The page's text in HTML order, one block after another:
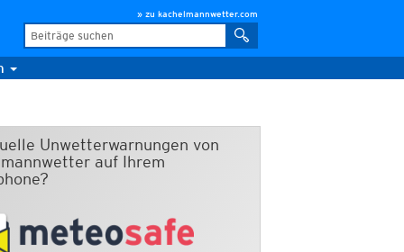
» zu kachelmannwetter.com
Unwetterwarnungen von
auf Ihrem